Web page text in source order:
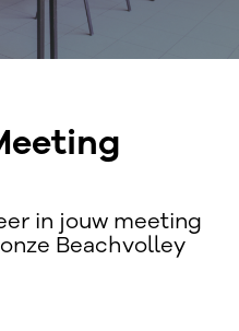
in jouw meeting
Beachvolley